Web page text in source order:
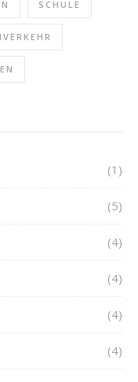
SCHULE
(1)
(5)
(4)
(4)
(4)
(4)